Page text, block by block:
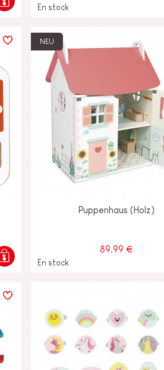
En stock
NEU
Puppenhaus (Holz)
89,99 €
En stock